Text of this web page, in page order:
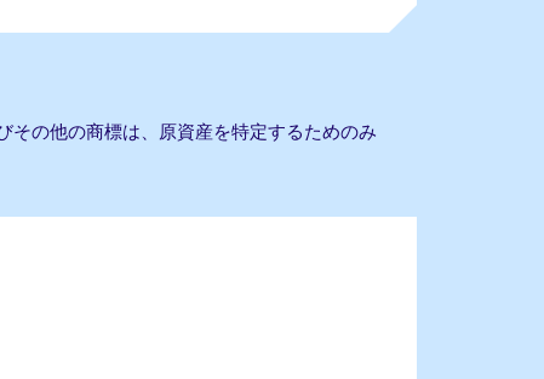
の他の商標は、原資産を特定するためのみ